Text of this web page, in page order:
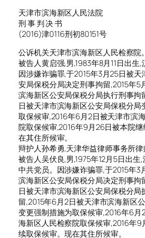
天津市滨海新区人民法院
刑 事 判 决 书
(2016)津0116刑初80151号
公诉机关天津市滨海新区人民检察院。
被告人黄启强,男,1983年8月11日出生,
因涉嫌诈骗罪,于2015年3月25日被天
安局保税分局决定刑事拘留,2015年5
滨海新区公安局保税分局执行刑事拘
日被天津市滨海新区公安局保税分局
取保候审,2016年6月2日被天津市滨
院取保候审,2016年9月26日被本院
在其住所候审。
辩护人孙希勇,天津华益律师事务所律
被告人吴伏良,男,1975年12月5日出生
中共党员。因涉嫌诈骗罪,于2015年3
滨海新区公安局保税分局决定刑事拘
日被天津市滨海新区公安局保税分局
留,2015年6月2日被天津市滨海新区
变更强制措施为取保候审,2016年6月
海新区人民检察院取保候审,2016年9
续取保候审。现在其住所候审。